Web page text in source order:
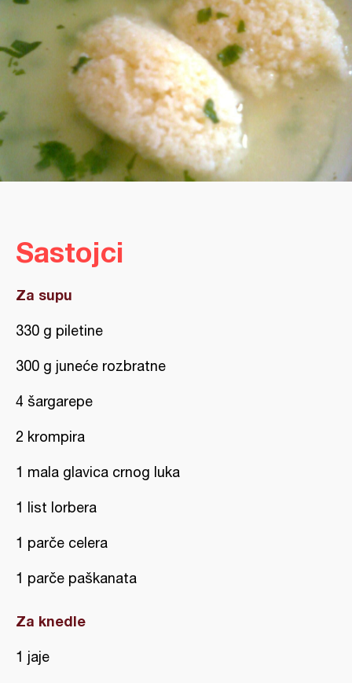
Sastojci
Za supu
330 g piletine
300 g juneće rozbratne
4 šargarepe
2 krompira
1 mala glavica crnog luka
1 list lorbera
1 parče celera
1 parče paškanata
Za knedle
1 jaje